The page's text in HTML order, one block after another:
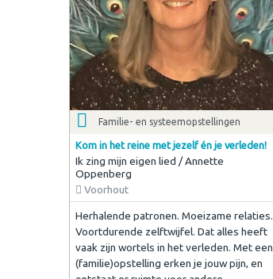
Familie- en systeemopstellingen
Kom in het reine met jezelf én je verleden!
Ik zing mijn eigen lied / Annette
Oppenberg
Voorhout
Herhalende patronen. Moeizame relaties.
Voortdurende zelftwijfel. Dat alles heeft
vaak zijn wortels in het verleden. Met een
(familie)opstelling erken je jouw pijn, en